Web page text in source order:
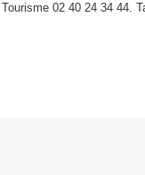
02 40 24 34 44.